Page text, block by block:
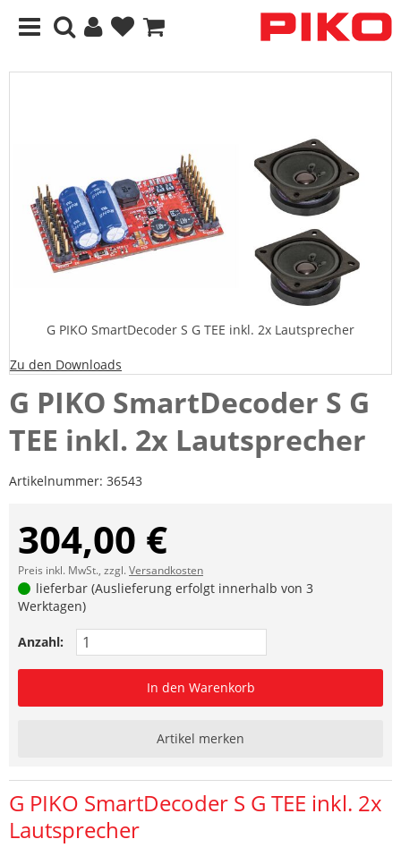
G PIKO SmartDecoder S G TEE inkl. 2x Lautsprecher
Zu den Downloads
G PIKO SmartDecoder S G
TEE inkl. 2x Lautsprecher
Artikelnummer: 36543
304,00 €
Preis inkl. MwSt., zzgl.Versandkosten
lieferbar (Auslieferung erfolgt innerhalb von 3
Werktagen)
Anzahl:
In den Warenkorb
Artikel merken
G PIKO SmartDecoder S G TEE inkl. 2x
Lautsprecher